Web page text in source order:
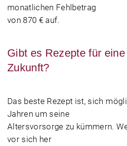
monatlichen Fehlbetrag
von 870 € auf.
Gibt es Rezepte für
Zukunft?
Das beste Rezept ist, sich
Jahren um seine
Altersvorsorge zu kümmern.
vor sich her